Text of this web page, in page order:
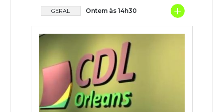
GERAL Ontem às 14h30 +